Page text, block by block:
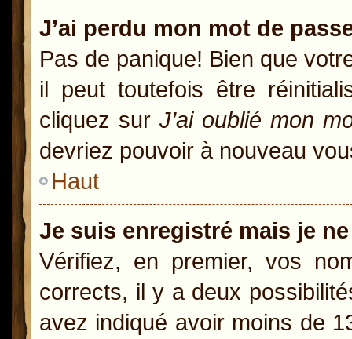
J’ai perdu mon mot de
Pas de panique! Bien que
il peut toutefois être
cliquez sur J’ai oublié mon
devriez pouvoir à nouveau
Haut
Je suis enregistré mais je
Vérifiez, en premier, vos
corrects, il y a deux
avez indiqué avoir moins de